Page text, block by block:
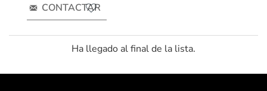
CONTACTAR
Ha llegado al final de la lista.